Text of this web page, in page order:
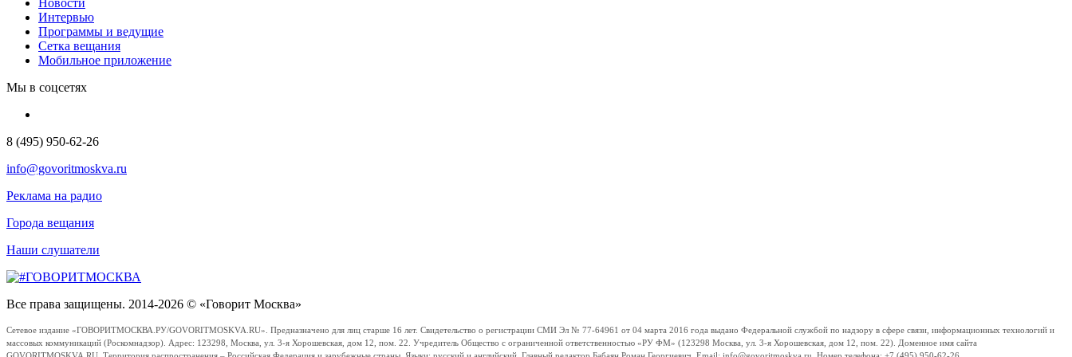
Интервью
Программы и ведущие
Сетка вещания
Мобильное приложение
Мы в соцсетях
8 (495) 950-62-26
info@govoritmoskva.ru
Реклама на радио
Города вещания
Наши слушатели
Все права защищены. 2014-2026 © «Говорит Москва»
Сетевое издание «ГОВОРИТМОСКВА.РУ/GOVORITMOSKVA.RU». Предназначено для лиц старше 16 лет. Свидетельство о регистрации СМИ Эл № 77-64961 от 04 марта 2016 года выдано Федеральной службой по надзору в сфере связи, информационных технологий и
массовых коммуникаций (Роскомнадзор). Адрес: 123298, Москва, ул. 3-я Хорошевская, дом 12, пом. 22. Учредитель Общество с ограниченной ответственностью «РУ ФМ» (123298 Москва, ул. 3-я Хорошевская, дом 12, пом. 22). Доменное имя сайта